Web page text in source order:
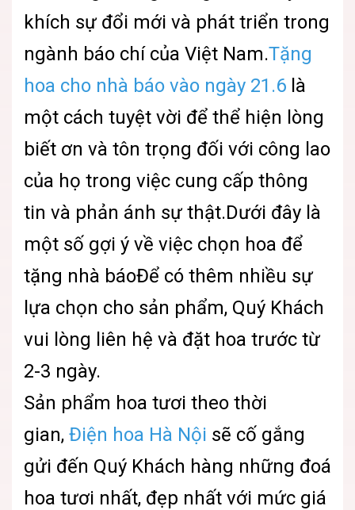
khích sự đổi mới và phát triển trong
ngành báo chí của Việt Nam.Tặng
hoa cho nhà báo vào ngày 21.6 là
một cách tuyệt vời để thể hiện lòng
biết ơn và tôn trọng đối với công lao
của họ trong việc cung cấp thông
tin và phản ánh sự thật.Dưới đây là
một số gợi ý về việc chọn hoa để
tặng nhà báoĐể có thêm nhiều sự
lựa chọn cho sản phẩm, Quý Khách
vui lòng liên hệ và đặt hoa trước từ
2-3 ngày.
Sản phẩm hoa tươi theo thời
gian, Điện hoa Hà Nội sẽ cố gắng
gửi đến Quý Khách hàng những đoá
hoa tươi nhất, đẹp nhất với mức giá